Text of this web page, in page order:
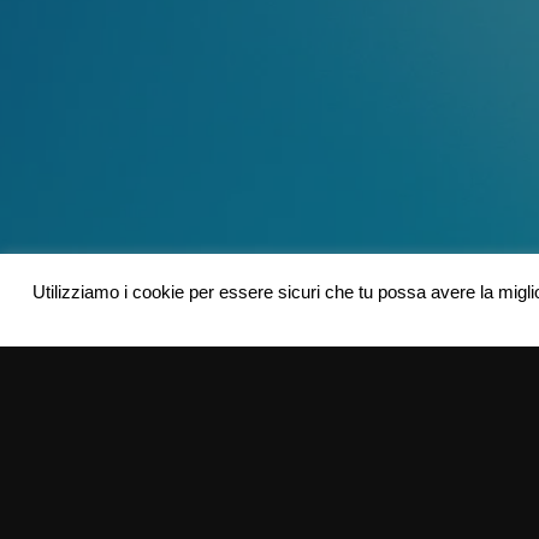
Utilizziamo i cookie per essere sicuri che tu possa avere la